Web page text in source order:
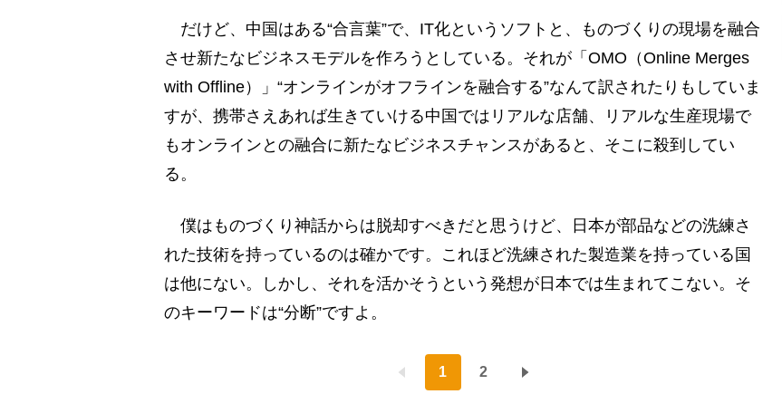
だけど、中国はある“合言葉”で、IT化というソフトと、ものづくりの現場を融合
させ新たなビジネスモデルを作ろうとしている。それが「OMO（Online Merges
with Offline）」“オンラインがオフラインを融合する”なんて訳されたりもしていま
すが、携帯さえあれば生きていける中国ではリアルな店舗、リアルな生産現場で
もオンラインとの融合に新たなビジネスチャンスがあると、そこに殺到してい
る。
僕はものづくり神話からは脱却すべきだと思うけど、日本が部品などの洗練さ
れた技術を持っているのは確かです。これほど洗練された製造業を持っている国
は他にない。しかし、それを活かそうという発想が日本では生まれてこない。そ
のキーワードは“分断”ですよ。
1 2